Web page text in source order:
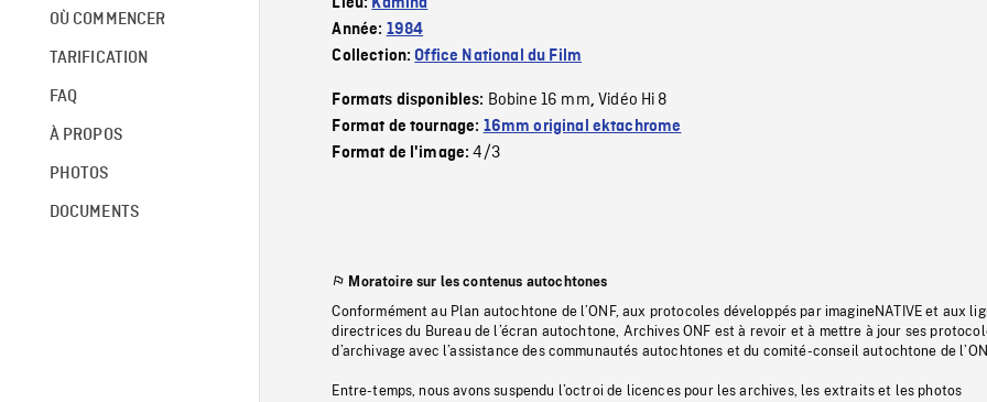
OÙ COMMENCER
TARIFICATION
FAQ
À PROPOS
PHOTOS
DOCUMENTS
Année: 1984
Collection:Office National du Film
Formats disponibles: Bobine 16 mm,Vidéo Hi 8
Format de tournage: 16mm original ektachrome
Format de l'image:4/3
Moratoire sur les contenus autochtones
Conformément au Plan autochtone de l’ONF, aux protocoles développés par imagineNATIVE et aux
directrices du Bureau de l’écran autochtone, Archives ONF est à revoir et à mettre à jour ses
d’archivage avec l’assistance des communautés autochtones et du comité-conseil autochtone de
Entre-temps, nous avons suspendu l’octroi de licences pour les archives, les extraits et les photos